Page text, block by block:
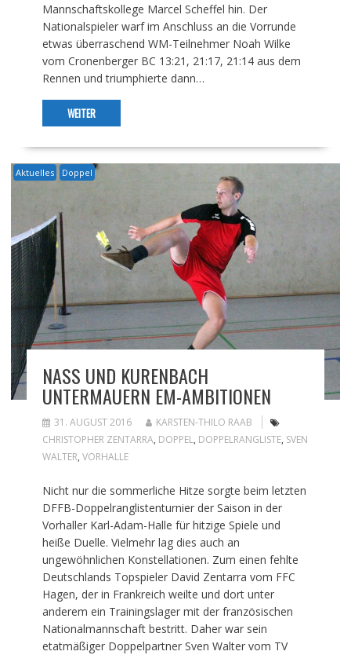
Mannschaftskollege Marcel Scheffel hin. Der
Nationalspieler warf im Anschluss an die Vorrunde
etwas überraschend WM-Teilnehmer Noah Wilke
vom Cronenberger BC 13:21, 21:17, 21:14 aus dem
Rennen und triumphierte dann…
WEITER
Aktuelles Doppel
NASS UND KURENBACH
UNTERMAUERN EM-AMBITIONEN
31. AUGUST 2016
KARSTEN-THILO RAAB
CHRISTOPHER ZENTARRA, DOPPEL, DOPPELRANGLISTE, SVEN
WALTER, VORHALLE
Nicht nur die sommerliche Hitze sorgte beim letzten
DFFB-Doppelranglistenturnier der Saison in der
Vorhaller Karl-Adam-Halle für hitzige Spiele und
heiße Duelle. Vielmehr lag dies auch an
ungewöhnlichen Konstellationen. Zum einen fehlte
Deutschlands Topspieler David Zentarra vom FFC
Hagen, der in Frankreich weilte und dort unter
anderem ein Trainingslager mit der französischen
Nationalmannschaft bestritt. Daher war sein
etatmäßiger Doppelpartner Sven Walter vom TV